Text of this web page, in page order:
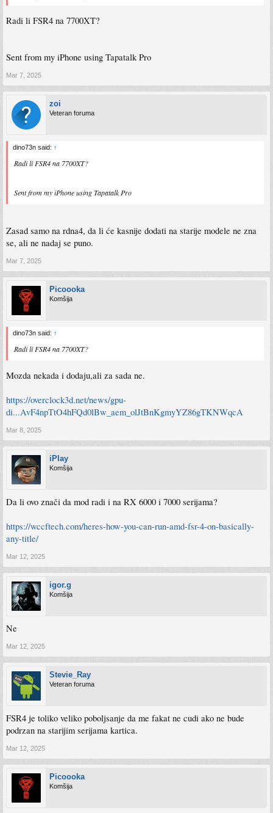
Radi li FSR4 na 7700XT?
Sent from my iPhone using Tapatalk Pro
Mar 7, 2025
zoi
Veteran foruma
dino73n said: ↑
Radi li FSR4 na 7700XT?
Sent from my iPhone using Tapatalk Pro
Zasad samo na rdna4, da li će kasnije dodati na starije modele ne zna
se, ali ne nadaj se puno.
Mar 7, 2025
Picoooka
Komšija
dino73n said: ↑
Radi li FSR4 na 7700XT?
Mozda nekada i dodaju,ali za sada ne.
https://overclock3d.net/news/gpu-
di...AvF4npTtO4hFQd0lBw_aem_olJtBnKgmyYZ86gTKNWqcA
Mar 8, 2025
iPlay
Komšija
Da li ovo znači da mod radi i na RX 6000 i 7000 serijama?
https://wccftech.com/heres-how-you-can-run-amd-fsr-4-on-basically-
any-title/
Mar 12, 2025
igor.g
Komšija
Ne
Mar 12, 2025
Stevie_Ray
Veteran foruma
FSR4 je toliko veliko poboljsanje da me fakat ne cudi ako ne bude
podrzan na starijim serijama kartica.
Mar 12, 2025
Picoooka
Komšija